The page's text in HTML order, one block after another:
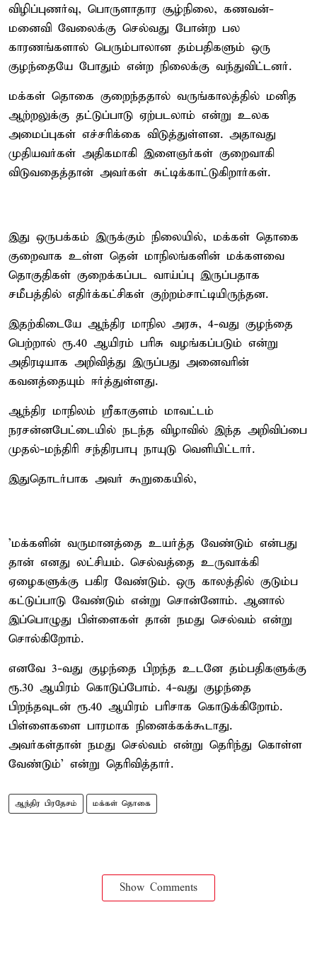
விழிப்புணர்வு, பொருளாதார சூழ்நிலை, கணவன்-
மனைவி வேலைக்கு செல்வது போன்ற பல
காரணங்களால் பெரும்பாலான தம்பதிகளும் ஒரு
குழந்தையே போதும் என்ற நிலைக்கு வந்துவிட்டனர்.
மக்கள் தொகை குறைந்ததால் வருங்காலத்தில் மனித
ஆற்றலுக்கு தட்டுப்பாடு ஏற்படலாம் என்று உலக
அமைப்புகள் எச்சரிக்கை விடுத்துள்ளன. அதாவது
முதியவர்கள் அதிகமாகி இளைஞர்கள் குறைவாகி
விடுவதைத்தான் அவர்கள் சுட்டிக்காட்டுகிறார்கள்.
இது ஒருபக்கம் இருக்கும் நிலையில், மக்கள் தொகை
குறைவாக உள்ள தென் மாநிலங்களின் மக்களவை
தொகுதிகள் குறைக்கப்பட வாய்ப்பு இருப்பதாக
சமீபத்தில் எதிர்க்கட்சிகள் குற்றம்சாட்டியிருந்தன.
இதற்கிடையே ஆந்திர மாநில அரசு, 4-வது குழந்தை
பெற்றால் ரூ.40 ஆயிரம் பரிசு வழங்கப்படும் என்று
அதிரடியாக அறிவித்து இருப்பது அனைவரின்
கவனத்தையும் ஈர்த்துள்ளது.
ஆந்திர மாநிலம் ஸ்ரீகாகுளம் மாவட்டம்
நரசன்னபேட்டையில் நடந்த விழாவில் இந்த அறிவிப்பை
முதல்-மந்திரி சந்திரபாபு நாயுடு வெளியிட்டார்.
இதுதொடர்பாக அவர் கூறுகையில்,
'மக்களின் வருமானத்தை உயர்த்த வேண்டும் என்பது
தான் எனது லட்சியம். செல்வத்தை உருவாக்கி
ஏழைகளுக்கு பகிர வேண்டும். ஒரு காலத்தில் குடும்ப
கட்டுப்பாடு வேண்டும் என்று சொன்னோம். ஆனால்
இப்பொழுது பிள்ளைகள் தான் நமது செல்வம் என்று
சொல்கிறோம்.
எனவே 3-வது குழந்தை பிறந்த உடனே தம்பதிகளுக்கு
ரூ.30 ஆயிரம் கொடுப்போம். 4-வது குழந்தை
பிறந்தவுடன் ரூ.40 ஆயிரம் பரிசாக கொடுக்கிறோம்.
பிள்ளைகளை பாரமாக நினைக்கக்கூடாது.
அவர்கள்தான் நமது செல்வம் என்று தெரிந்து கொள்ள
வேண்டும்' என்று தெரிவித்தார்.
ஆந்திர பிரதேசம் மக்கள் தொகை
Show Comments